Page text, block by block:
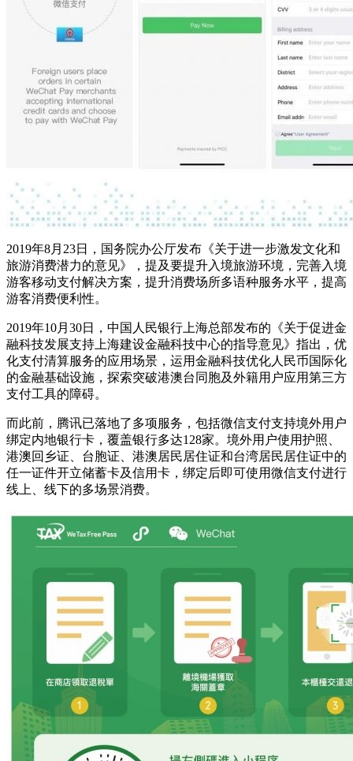
2019年8月23日，国务院办公厅发布《关于进一步激发文化和
旅游消费潜力的意见》，提及要提升入境旅游环境，完善入境
游客移动支付解决方案，提升消费场所多语种服务水平，提高
游客消费便利性。
2019年10月30日，中国人民银行上海总部发布的《关于促进金
融科技发展支持上海建设金融科技中心的指导意见》指出，优
化支付清算服务的应用场景，运用金融科技优化人民币国际化
的金融基础设施，探索突破港澳台同胞及外籍用户应用第三方
支付工具的障碍。
而此前，腾讯已落地了多项服务，包括微信支付支持境外用户
绑定内地银行卡，覆盖银行多达128家。境外用户使用护照、
港澳回乡证、台胞证、港澳居民居住证和台湾居民居住证中的
任一证件开立储蓄卡及信用卡，绑定后即可使用微信支付进行
线上、线下的多场景消费。